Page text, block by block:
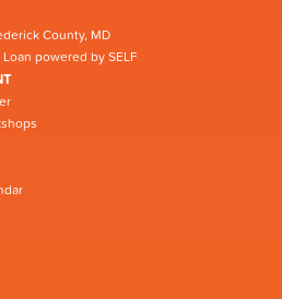
County, MD
powered by SELF